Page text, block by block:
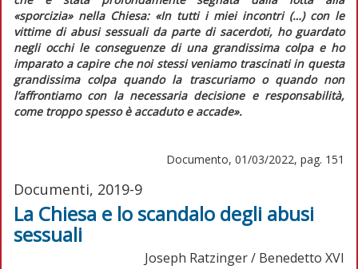
«sporcizia» nella Chiesa: «In tutti i miei incontri (…) con le
vittime di abusi sessuali da parte di sacerdoti, ho guardato
negli occhi le conseguenze di una grandissima colpa e ho
imparato a capire che noi stessi veniamo trascinati in questa
grandissima colpa quando la trascuriamo o quando non
l’affrontiamo con la necessaria decisione e responsabilità,
come troppo spesso è accaduto e accade».
Documento, 01/03/2022, pag. 151
Documenti, 2019-9
La Chiesa e lo scandalo degli abusi
sessuali
Joseph Ratzinger / Benedetto XVI